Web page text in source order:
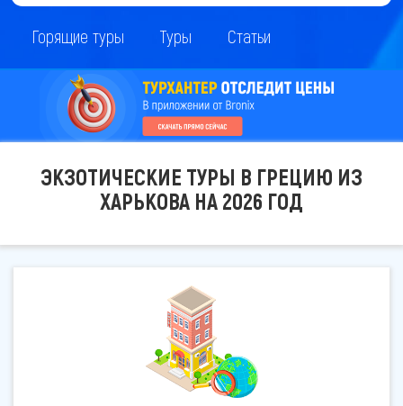
Горящие туры Туры Статьи
ЭКЗОТИЧЕСКИЕ ТУРЫ В ГРЕЦИЮ ИЗ
ХАРЬКОВА НА 2026 ГОД